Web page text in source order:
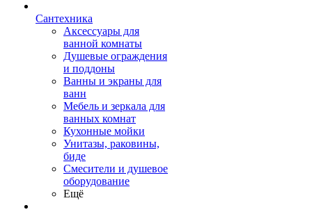
Сантехника
Аксессуары для
ванной комнаты
Душевые ограждения
и поддоны
Ванны и экраны для
ванн
Мебель и зеркала для
ванных комнат
Кухонные мойки
Унитазы, раковины,
биде
Смесители и душевое
оборудование
Ещё